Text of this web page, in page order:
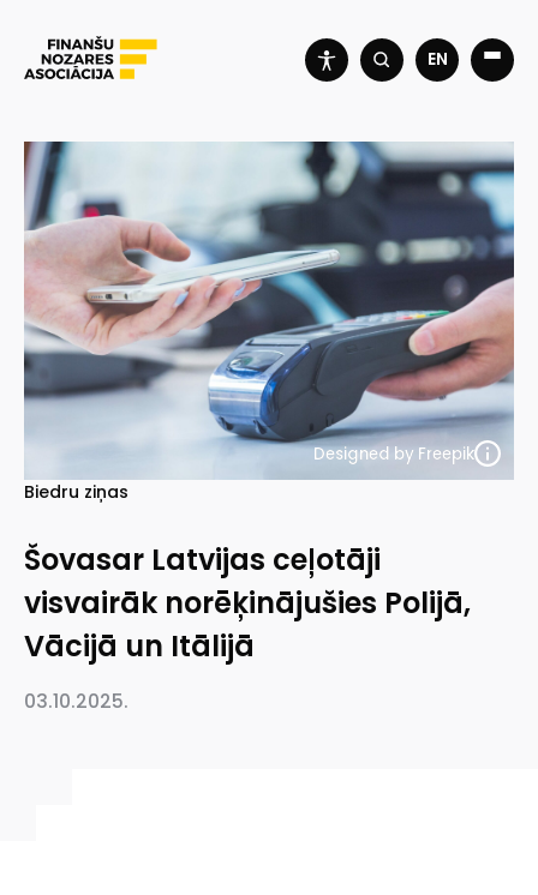
EN
Biedru ziņas
Šovasar Latvijas ceļotāji
visvairāk norēķinājušies Polijā,
Vācijā un Itālijā
03.10.2025.
Designed by Freepik